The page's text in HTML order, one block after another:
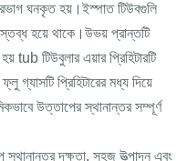
ঘনকৃত হয়।ইস্পাত টিউবগুলি
হয়ে থাকে।উভয় প্রান্তটি
tub টিউবুলার এয়ার প্রিহিটারটি
গ্যাসটি প্রিহিটারের মধ্য দিয়ে
উত্তাপের স্থানান্তর সম্পূর্ণ
স্থানান্তর দক্ষতা, সহজ উত্পাদন এবং